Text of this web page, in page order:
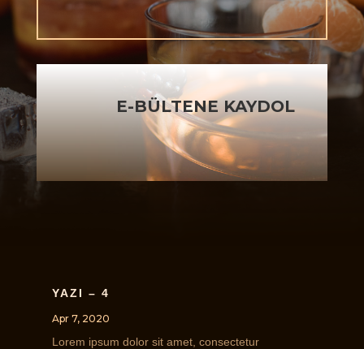
E-BÜLTENE KAYDOL
YAZI – 4
Apr 7, 2020
Lorem ipsum dolor sit amet, consectetur